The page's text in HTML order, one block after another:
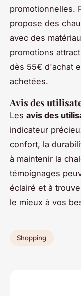
promotionnelles.
propose des
avec des
promotions
dès 55€ d'achat
achetées.
Avis des
Les avis des
indicateur
confort, la
à maintenir la
témoignages
éclairé et à
le mieux à vos
Shopping